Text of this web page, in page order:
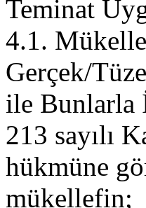
Teminat
4.1.
Gerçek/
ile Bunlarla
213 sayılı
hükmüne
mükellefin;